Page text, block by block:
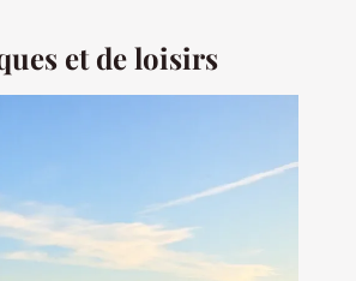
et de loisirs